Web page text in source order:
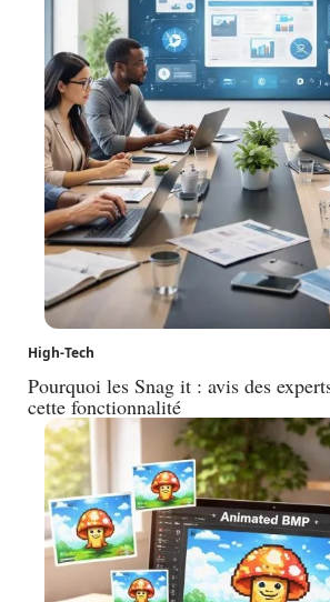
High-Tech
Pourquoi les Snag it : avis des
cette fonctionnalité